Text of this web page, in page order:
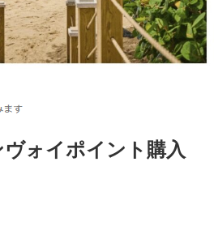
ォイポイント購入